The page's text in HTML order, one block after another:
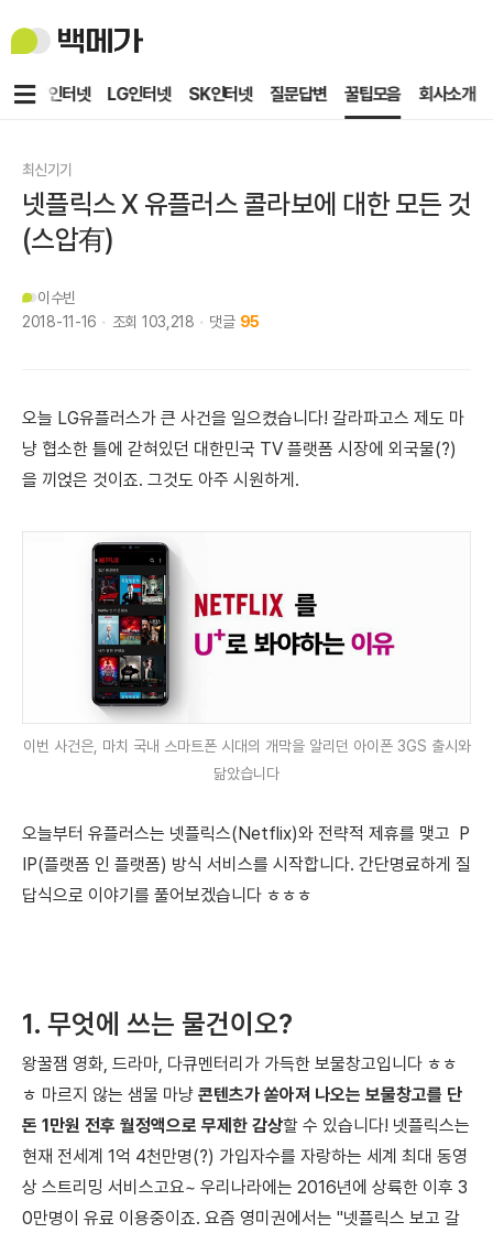
백
메
KT인터넷 LG인터넷 SK인터넷 질문답변 꿀팁모음 회사소개
메
최신기기
넷플릭스 X 유플러스 콜라보에 대한 모든 것
(스압有)
이수빈
2018-11-16
조회 103,218 댓글 95
오늘 LG유플러스가 큰 사건을 일으켰습니다! 갈라파고스 제도 마
냥 협소한 틀에 갇혀있던 대한민국 TV 플랫폼 시장에 외국물(?)
을 끼얹은 것이죠. 그것도 아주 시원하게.
이번 사건은, 마치 국내 스마트폰 시대의 개막을 알리던 아이폰 3GS 출시와
닮았습니다
오늘부터 유플러스는 넷플릭스(Netflix)와 전략적 제휴를 맺고 P
IP(플랫폼 인 플랫폼) 방식 서비스를 시작합니다. 간단명료하게 질
답식으로 이야기를 풀어보겠습니다 ㅎㅎㅎ
1. 무엇에 쓰는 물건이오?
왕꿀잼 영화, 드라마, 다큐멘터리가 가득한 보물창고입니다 ㅎㅎ
ㅎ 마르지 않는 샘물 마냥 콘텐츠가 쏟아져 나오는 보물창고를 단
돈 1만원 전후 월정액으로 무제한 감상할 수 있습니다! 넷플릭스는
현재 전세계 1억 4천만명(?) 가입자수를 자랑하는 세계 최대 동영
상 스트리밍 서비스고요~ 우리나라에는 2016년에 상륙한 이후 3
0만명이 유료 이용중이죠. 요즘 영미권에서는 "넷플릭스 보고 갈